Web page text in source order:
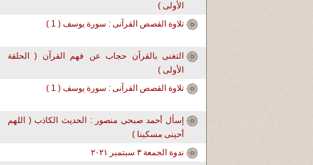
الأولى )
تلاوة القصص القرآنى : سورة يوسف ( 1 )
التغنى بالقرآن حجاب عن فهم القرآن ( الحلقة
الأولى )
تلاوة القصص القرآنى : سورة يوسف ( 1 )
إسأل أحمد صبحى منصور : الحديث الكاذب ( اللهم
أحينى مسكينا )
ندوة الجمعة ٣ سبتمبر ٢٠٢١